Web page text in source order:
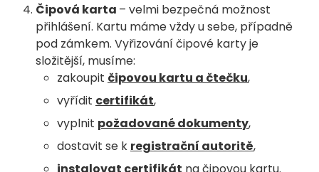
Čipová karta – velmi bezpečná možnost
přihlášení. Kartu máme vždy u sebe, případně
pod zámkem. Vyřizování čipové karty je
složitější, musíme:
zakoupit čipovou kartu a čtečku,
vyřídit certifikát,
vyplnit požadované dokumenty,
dostavit se k registrační autoritě,
instalovat certifikát na čipovou kartu.